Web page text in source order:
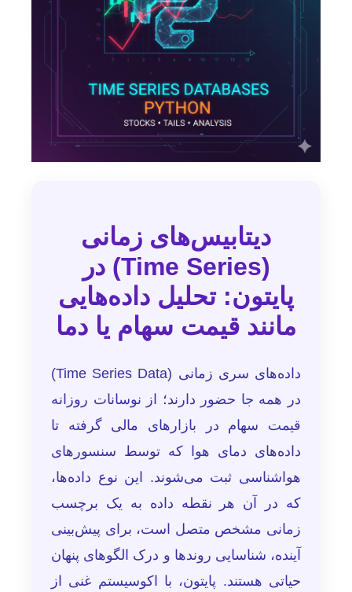
دیتابیس‌های زمانی
(Time Series) در
پایتون: تحلیل داده‌هایی
مانند قیمت سهام یا دما
داده‌های سری زمانی (Time Series Data)
در همه جا حضور دارند؛ از نوسانات روزانه
قیمت سهام در بازارهای مالی گرفته تا
داده‌های دمای هوا که توسط سنسورهای
هواشناسی ثبت می‌شوند. این نوع داده‌ها،
که در آن هر نقطه داده به یک برچسب
زمانی مشخص متصل است، برای پیش‌بینی
آینده، شناسایی روندها و درک الگوهای پنهان
حیاتی هستند. پایتون، با اکوسیستم غنی از